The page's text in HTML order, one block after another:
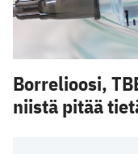
Borrelioosi,
niistä pitää